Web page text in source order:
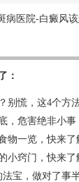
病医院-白癜风
：
别慌，这4个方
，危害绝非小事
物一览，快来了
小窍门，快来了
宝，做对了事